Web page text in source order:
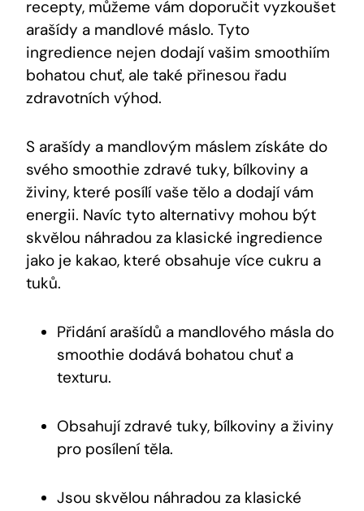
recepty, můžeme vám doporučit vyzkoušet
arašídy a mandlové ⁤máslo. Tyto
ingredience nejen ⁣dodají vašim smoothiím
bohatou ⁤chuť, ale⁤ také přinesou řadu
zdravotních⁤ výhod.
S arašídy a ⁤mandlovým máslem⁤ získáte do
svého ​smoothie ​zdravé tuky, bílkoviny ⁤a
živiny, které ⁣posílí vaše tělo a⁢ dodají⁣ vám
energii. Navíc tyto alternativy mohou být
skvělou náhradou‍ za​ klasické ingredience
jako‍ je kakao, které obsahuje více cukru a
tuků.
Přidání arašídů a mandlového másla do
smoothie dodává‌ bohatou chuť a
texturu.
Obsahují zdravé⁢ tuky, bílkoviny a‌ živiny
pro posílení​ těla.
Jsou skvělou náhradou⁣ za⁢ klasické